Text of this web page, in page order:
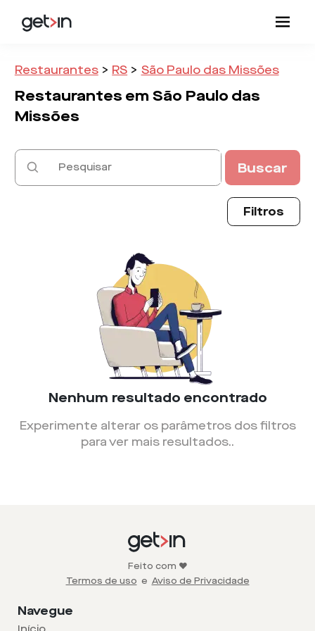
Restaurantes > RS > São Paulo das Missões
Restaurantes emSão Paulo das
Missões
Buscar
Filtros
Nenhum resultado encontrado
Experimente alterar os parâmetros dos filtros
para ver mais resultados..
Feito com ❤️
Termos de uso e Aviso de Privacidade
Navegue